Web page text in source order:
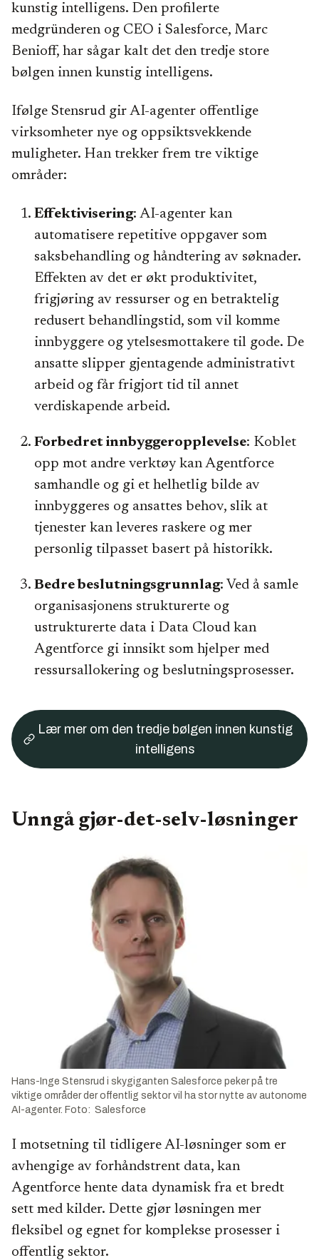
kunstig intelligens. Den profilerte
medgründeren og CEO i Salesforce, Marc
Benioff, har sågar kalt det den tredje store
bølgen innen kunstig intelligens.
Ifølge Stensrud gir AI-agenter offentlige
virksomheter nye og oppsiktsvekkende
muligheter. Han trekker frem tre viktige
områder:
Effektivisering: AI-agenter kan
automatisere repetitive oppgaver som
saksbehandling og håndtering av søknader.
Effekten av det er økt produktivitet,
frigjøring av ressurser og en betraktelig
redusert behandlingstid, som vil komme
innbyggere og ytelsesmottakere til gode. De
ansatte slipper gjentagende administrativt
arbeid og får frigjort tid til annet
verdiskapende arbeid.
Forbedret innbyggeropplevelse: Koblet
opp mot andre verktøy kan Agentforce
samhandle og gi et helhetlig bilde av
innbyggeres og ansattes behov, slik at
tjenester kan leveres raskere og mer
personlig tilpasset basert på historikk.
Bedre beslutningsgrunnlag: Ved å samle
organisasjonens strukturerte og
ustrukturerte data i Data Cloud kan
Agentforce gi innsikt som hjelper med
ressursallokering og beslutningsprosesser.
Lær mer om den tredje bølgen innen kunstig
intelligens
Unngå gjør-det-selv-løsninger
Hans-Inge Stensrud i skygiganten Salesforce peker på tre
viktige områder der offentlig sektor vil ha stor nytte av autonome
AI-agenter. Foto: Salesforce
I motsetning til tidligere AI-løsninger som er
avhengige av forhåndstrent data, kan
Agentforce hente data dynamisk fra et bredt
sett med kilder. Dette gjør løsningen mer
fleksibel og egnet for komplekse prosesser i
offentlig sektor.